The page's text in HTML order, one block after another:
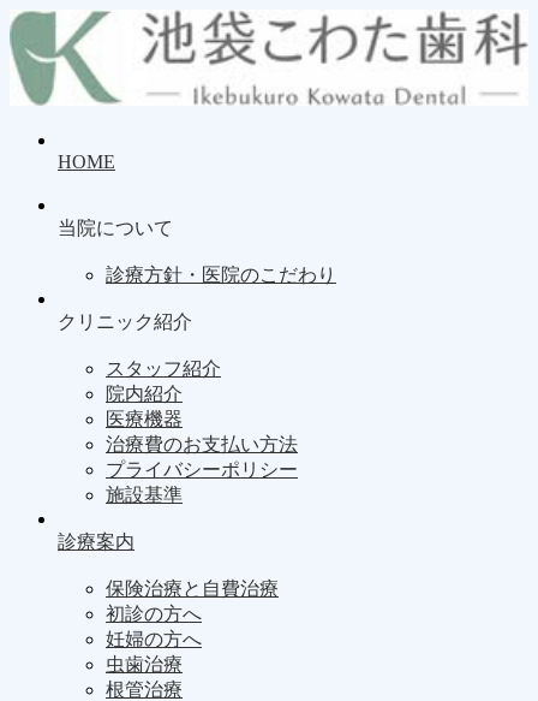
HOME
当院について
診療方針・医院のこだわり
クリニック紹介
スタッフ紹介
院内紹介
医療機器
治療費のお支払い方法
プライバシーポリシー
施設基準
診療案内
保険治療と自費治療
初診の方へ
妊婦の方へ
虫歯治療
根管治療